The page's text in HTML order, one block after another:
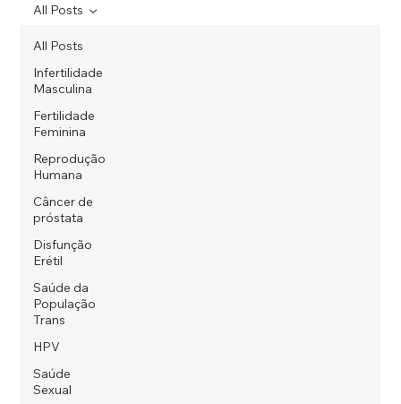
All Posts
Infertilidade
Masculina
Fertilidade
Feminina
Reprodução
Humana
Câncer de
próstata
Disfunção
Erétil
Saúde da
População
Trans
HPV
Saúde
Sexual
All Posts